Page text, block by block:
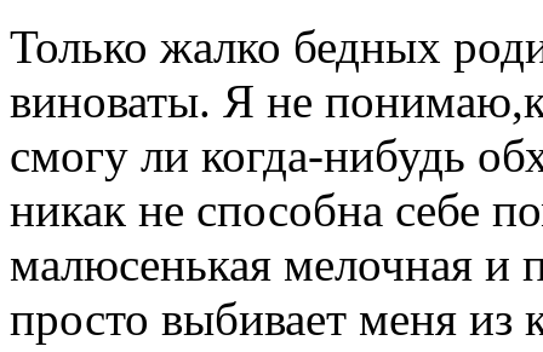
Только жалко бедных
виноваты. Я не
смогу ли когда-нибудь
никак не способна себе
малюсенькая мелочная и
просто выбивает меня из